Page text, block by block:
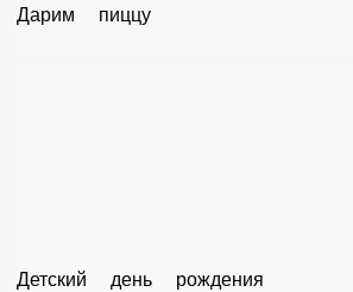
Дарим пиццу
Детский день рождения